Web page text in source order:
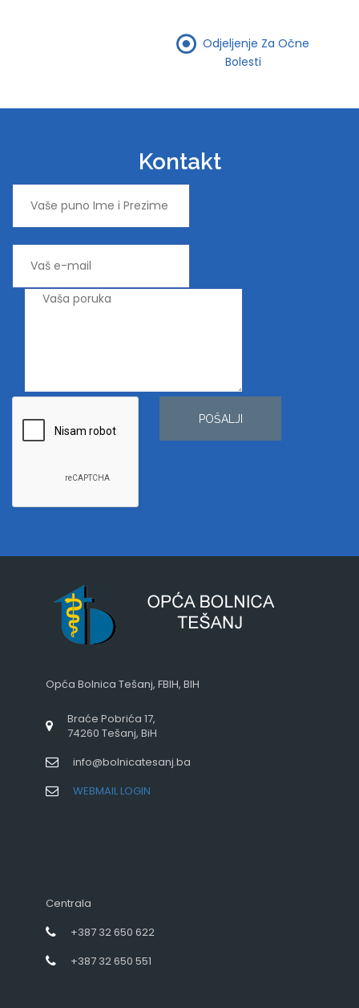
Odjeljenje Za Očne
Bolesti
Kontakt
POŠALJI
Opća Bolnica Tešanj, FBIH, BIH
Braće Pobrića 17,
74260 Tešanj, BiH
info@bolnicatesanj.ba
WEBMAIL LOGIN
Centrala
+387 32 650 622
+387 32 650 551